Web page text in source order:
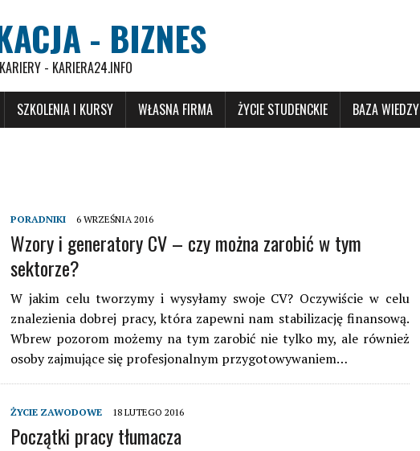
- BIZNES
- KARIERA24.INFO
SZKOLENIA I KURSY WŁASNA FIRMA ŻYCIE STUDENCKIE BAZA WIEDZY
PORADNIKI 6 WRZEŚNIA 2016
Wzory i generatory CV – czy można zarobić w tym
sektorze?
W jakim celu tworzymy i wysyłamy swoje CV? Oczywiście w celu
znalezienia dobrej pracy, która zapewni nam stabilizację finansową.
Wbrew pozorom możemy na tym zarobić nie tylko my, ale również
osoby zajmujące się profesjonalnym przygotowywaniem…
ŻYCIE ZAWODOWE 18 LUTEGO 2016
Początki pracy tłumacza